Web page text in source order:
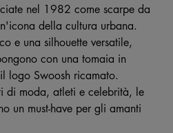
nel 1982 come scarpe da
della cultura urbana.
e una silhouette versatile,
con una tomaia in
logo Swoosh ricamato.
di moda, atleti e celebrità, le
un must-have per gli amanti